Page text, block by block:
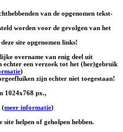
van de opgenomen tekst-
worden voor de gevolgen van het
site opgenomen links!
overname van enig deel uit
echter een verzoek tot het (her)gebruik
)
zijn echter niet toegestaan!
1024x768 px.,
(meer informatie)
helpen of geholpen hebben.